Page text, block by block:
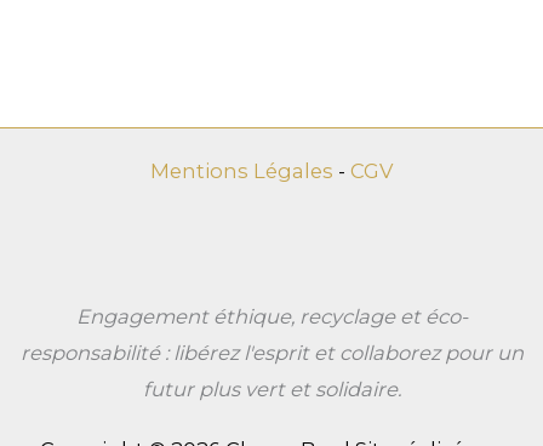
Mentions Légales - CGV
Engagement éthique, recyclage et éco-
responsabilité : libérez l'esprit et collaborez pour un
futur plus vert et solidaire.